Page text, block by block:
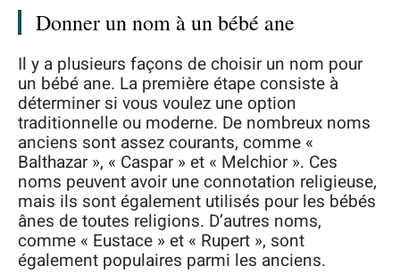
Donner un nom à un bébé ane
Il y a plusieurs façons de choisir un nom pour
un bébé ane. La première étape consiste à
déterminer si vous voulez une option
traditionnelle ou moderne. De nombreux noms
anciens sont assez courants, comme «
Balthazar », « Caspar » et « Melchior ». Ces
noms peuvent avoir une connotation religieuse,
mais ils sont également utilisés pour les bébés
ânes de toutes religions. D’autres noms,
comme « Eustace » et « Rupert », sont
également populaires parmi les anciens.